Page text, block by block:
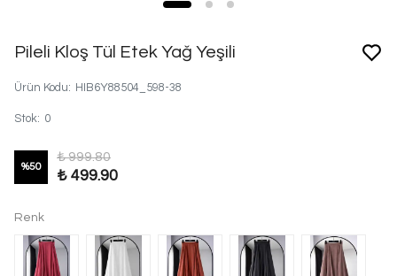
Pileli Kloş Tül Etek Yağ Yeşili
Ürün Kodu: HIB6Y88504_598-38
Stok: 0
%50
₺ 999.80
₺ 499.90
Renk